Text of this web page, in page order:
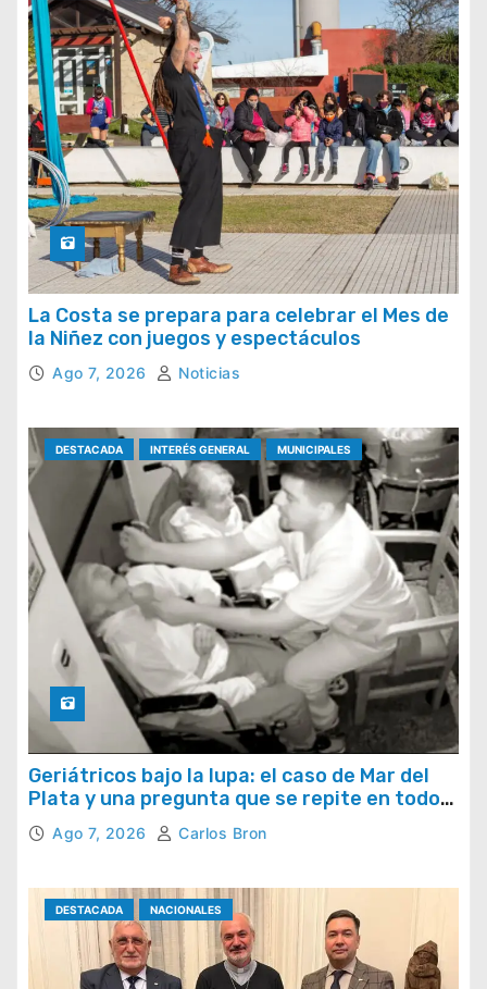
La Costa se prepara para celebrar el Mes de
la Niñez con juegos y espectáculos
Ago 7, 2026 Noticias
DESTACADA INTERÉS GENERAL MUNICIPALES
Geriátricos bajo la lupa: el caso de Mar del
Plata y una pregunta que se repite en todo
el país
Ago 7, 2026 Carlos Bron
DESTACADA NACIONALES